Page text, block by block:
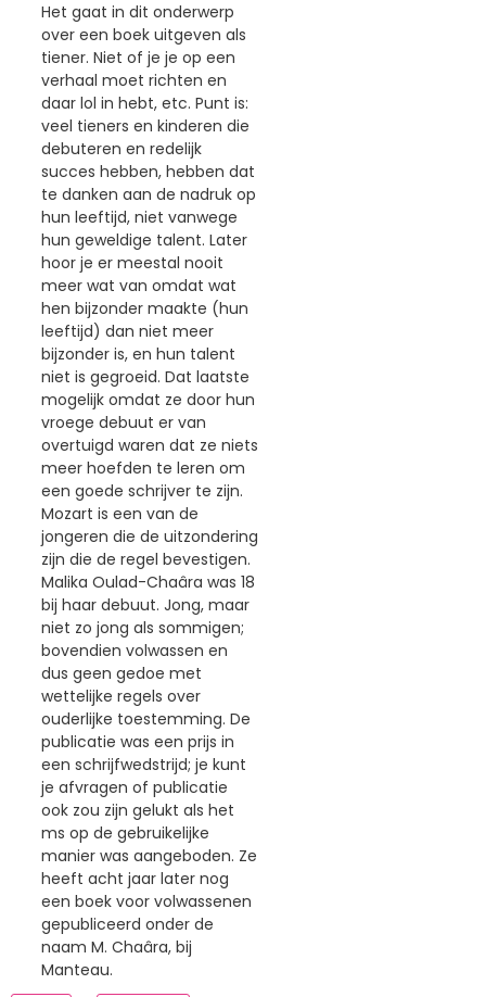
Het gaat in dit onderwerp
over een boek uitgeven als
tiener. Niet of je je op een
verhaal moet richten en
daar lol in hebt, etc. Punt is:
veel tieners en kinderen die
debuteren en redelijk
succes hebben, hebben dat
te danken aan de nadruk op
hun leeftijd, niet vanwege
hun geweldige talent. Later
hoor je er meestal nooit
meer wat van omdat wat
hen bijzonder maakte (hun
leeftijd) dan niet meer
bijzonder is, en hun talent
niet is gegroeid. Dat laatste
mogelijk omdat ze door hun
vroege debuut er van
overtuigd waren dat ze niets
meer hoefden te leren om
een goede schrijver te zijn.
Mozart is een van de
jongeren die de uitzondering
zijn die de regel bevestigen.
Malika Oulad-Chaâra was 18
bij haar debuut. Jong, maar
niet zo jong als sommigen;
bovendien volwassen en
dus geen gedoe met
wettelijke regels over
ouderlijke toestemming. De
publicatie was een prijs in
een schrijfwedstrijd; je kunt
je afvragen of publicatie
ook zou zijn gelukt als het
ms op de gebruikelijke
manier was aangeboden. Ze
heeft acht jaar later nog
een boek voor volwassenen
gepubliceerd onder de
naam M. Chaâra, bij
Manteau.